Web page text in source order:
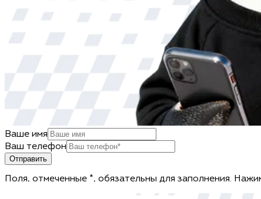
Ваше имя
Ваш телефон
Отправить
Поля, отмеченные *, обязательны для заполнения.